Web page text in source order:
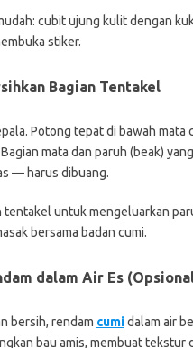
cubit ujung kulit dengan
stiker.
Bagian Tentakel
Potong tepat di bawah
mata dan paruh (beak)
— harus dibuang.
tentakel untuk mengeluarkan
bersama badan cumi.
dalam Air Es
bersih, rendam cumidalam air
bau amis, membuat tekstur